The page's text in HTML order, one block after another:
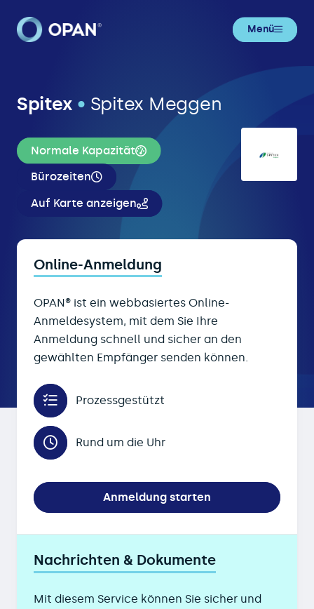
Menü
Spitex • Spitex Meggen
Normale Kapazität
Bürozeiten
Auf Karte anzeigen
Online-Anmeldung
OPAN® ist ein webbasiertes Online-
Anmeldesystem, mit dem Sie Ihre
Anmeldung schnell und sicher an den
gewählten Empfänger senden können.
Prozessgestützt
Rund um die Uhr
Anmeldung starten
Nachrichten & Dokumente
Mit diesem Service können Sie sicher und